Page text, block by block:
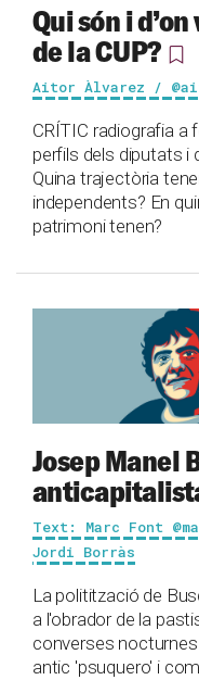
Qui són i
de la CUP?
Aitor Àlvarez /
CRÍTIC radiografia a
perfils dels diputats i
Quina trajectòria
independents? En
patrimoni tenen?
Josep Manel
Text: Marc Font
Jordi Borràs
La politització de
a l'obrador de la
converses
antic 'psuquero' i